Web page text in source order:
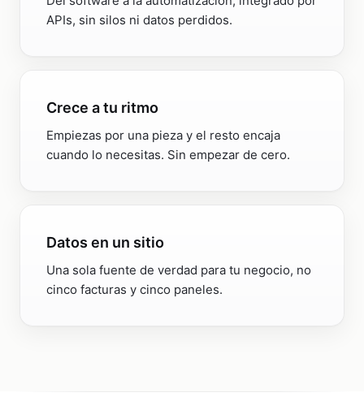
APIs, sin silos ni datos perdidos.
Crece a tu ritmo
Empiezas por una pieza y el resto encaja
cuando lo necesitas. Sin empezar de cero.
Datos en un sitio
Una sola fuente de verdad para tu negocio, no
cinco facturas y cinco paneles.